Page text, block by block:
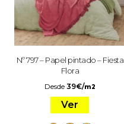
Nº 797 – Papel pintado – Fiesta
Flora
Desde 39€/m2
Ver